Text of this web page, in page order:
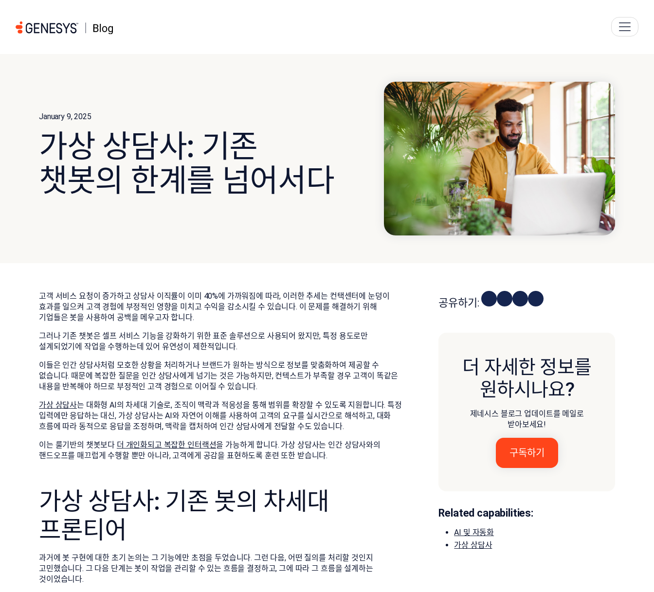
January 9, 2025
가상 상담사: 기존
챗봇의 한계를 넘어서다
고객 서비스 요청이 증가하고 상담사 이직률이 이미 40%에 가까워짐에 따라, 이러한 추세는 컨택센터에 눈덩이
효과를 일으켜 고객 경험에 부정적인 영향을 미치고 수익을 감소시킬 수 있습니다. 이 문제를 해결하기 위해
기업들은 봇을 사용하여 공백을 메우고자 합니다.
그러나 기존 챗봇은 셀프 서비스 기능을 강화하기 위한 표준 솔루션으로 사용되어 왔지만, 특정 용도로만
설계되었기에 작업을 수행하는데 있어 유연성이 제한적입니다.
이들은 인간 상담사처럼 모호한 상황을 처리하거나 브랜드가 원하는 방식으로 정보를 맞춤화하여 제공할 수
없습니다. 때문에 복잡한 질문을 인간 상담사에게 넘기는 것은 가능하지만, 컨텍스트가 부족할 경우 고객이 똑같은
내용을 반복해야 하므로 부정적인 고객 경험으로 이어질 수 있습니다.
가상 상담사는 대화형 AI의 차세대 기술로, 조직이 맥락과 적응성을 통해 범위를 확장할 수 있도록 지원합니다. 특정
입력에만 응답하는 대신, 가상 상담사는 AI와 자연어 이해를 사용하여 고객의 요구를 실시간으로 해석하고, 대화
흐름에 따라 동적으로 응답을 조정하며, 맥락을 캡처하여 인간 상담사에게 전달할 수도 있습니다.
이는 룰기반의 챗봇보다 더 개인화되고 복잡한 인터랙션을 가능하게 합니다. 가상 상담사는 인간 상담사와의
핸드오프를 매끄럽게 수행할 뿐만 아니라, 고객에게 공감을 표현하도록 훈련 또한 받습니다.
가상 상담사: 기존 봇의 차세대
프론티어
과거에 봇 구현에 대한 초기 논의는 그 기능에만 초점을 두었습니다. 그런 다음, 어떤 질의를 처리할 것인지
고민했습니다. 그 다음 단계는 봇이 작업을 관리할 수 있는 흐름을 결정하고, 그에 따라 그 흐름을 설계하는
것이었습니다.
공유하기:
더 자세한 정보를
원하시나요?
제네시스 블로그 업데이트를 메일로
받아보세요!
Related capabilities:
AI 및 자동화
가상 상담사